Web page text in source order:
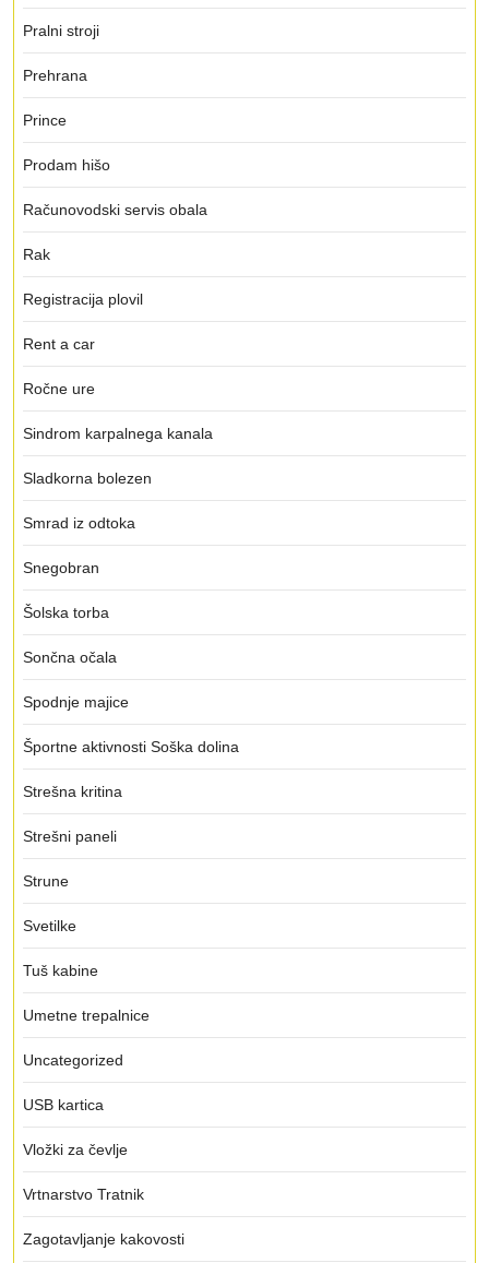
Pralni stroji
Prehrana
Prince
Prodam hišo
Računovodski servis obala
Rak
Registracija plovil
Rent a car
Ročne ure
Sindrom karpalnega kanala
Sladkorna bolezen
Smrad iz odtoka
Snegobran
Šolska torba
Sončna očala
Spodnje majice
Športne aktivnosti Soška dolina
Strešna kritina
Strešni paneli
Strune
Svetilke
Tuš kabine
Umetne trepalnice
Uncategorized
USB kartica
Vložki za čevlje
Vrtnarstvo Tratnik
Zagotavljanje kakovosti